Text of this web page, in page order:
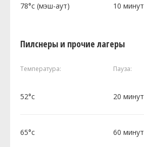
78°c (мэш-аут) 10 минут
Пилснеры и прочие лагеры
Температура: Пауза:
52°c 20 минут
65°c 60 минут